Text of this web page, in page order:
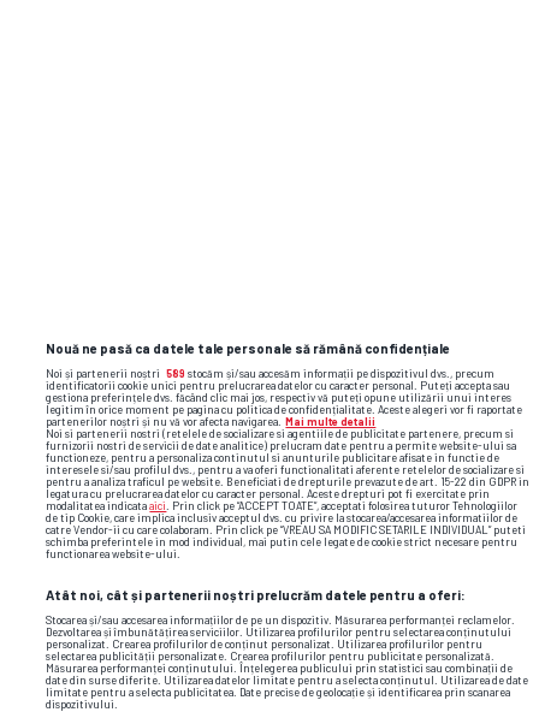
Nouă ne pasă ca datele tale personale să rămână confidențiale
Noi și partenerii noștri 589 stocăm și/sau accesăm informații pe dispozitivul dvs., precum
identificatorii cookie unici pentru prelucrarea datelor cu caracter personal. Puteți accepta sau
gestiona preferințele dvs. făcând clic mai jos, respectiv vă puteți opune utilizării unui interes
legitim în orice moment pe pagina cu politica de confidențialitate. Aceste alegeri vor fi raportate
partenerilor noștri și nu vă vor afecta navigarea. Mai multe detalii
Noi si partenerii nostri (retelele de socializare si agentiile de publicitate partenere, precum si
furnizorii nostri de servicii de date analitice) prelucram date pentru a permite website-ului sa
functioneze, pentru a personaliza continutul si anunturile publicitare afisate in functie de
interesele si/sau profilul dvs., pentru a va oferi functionalitati aferente retelelor de socializare si
pentru a analiza traficul pe website. Beneficiati de drepturile prevazute de art. 15-22 din GDPR in
legatura cu prelucrarea datelor cu caracter personal. Aceste drepturi pot fi exercitate prin
modalitatea indicataaici
. Prin click pe “ACCEPT TOATE”, acceptati folosirea tuturor Tehnologiilor
de tip Cookie, care implica inclusiv acceptul dvs. cu privire la stocarea/accesarea informatiilor de
catre Vendor-ii cu care colaboram. Prin click pe “VREAU SA MODIFIC SETARILE INDIVIDUAL” puteti
schimba preferintele in mod individual, mai putin cele legate de cookie strict necesare pentru
functionarea website-ului.
Atât noi, cât și partenerii noștri prelucrăm datele pentru a oferi:
Stocarea și/sau accesarea informațiilor de pe un dispozitiv. Măsurarea performanței reclamelor.
Dezvoltarea și îmbunătățirea serviciilor. Utilizarea profilurilor pentru selectarea conținutului
personalizat. Crearea profilurilor de conținut personalizat. Utilizarea profilurilor pentru
selectarea publicității personalizate. Crearea profilurilor pentru publicitate personalizată.
Măsurarea performanței conținutului. Înțelegerea publicului prin statistici sau combinații de
date din surse diferite. Utilizarea datelor limitate pentru a selecta conținutul. Utilizarea de date
limitate pentru a selecta publicitatea. Date precise de geolocație și identificarea prin scanarea
dispozitivului.